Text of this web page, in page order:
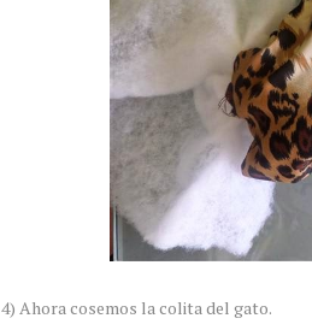
4) Ahora cosemos la colita del gato.